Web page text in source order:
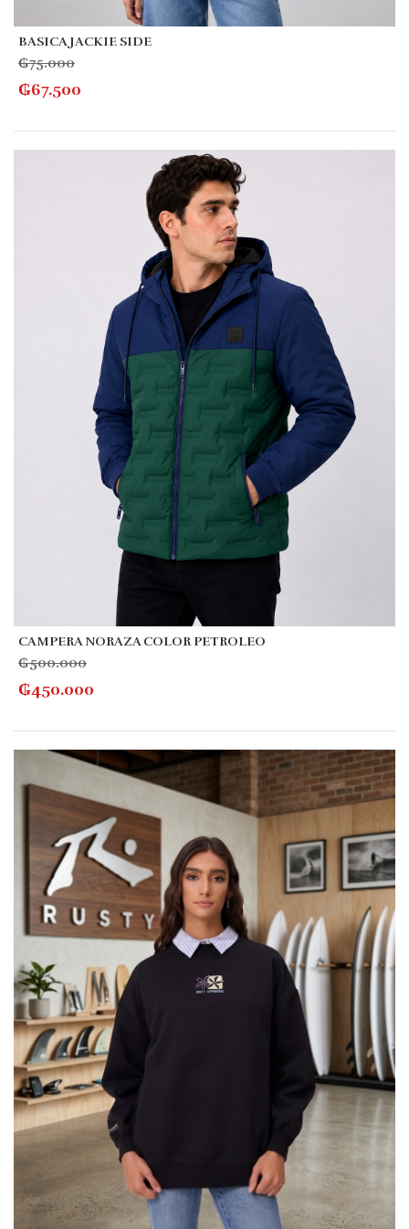
BASICA JACKIE SIDE
₲75.000
₲67.500
CAMPERA NORAZA COLOR PETROLEO
₲500.000
₲450.000